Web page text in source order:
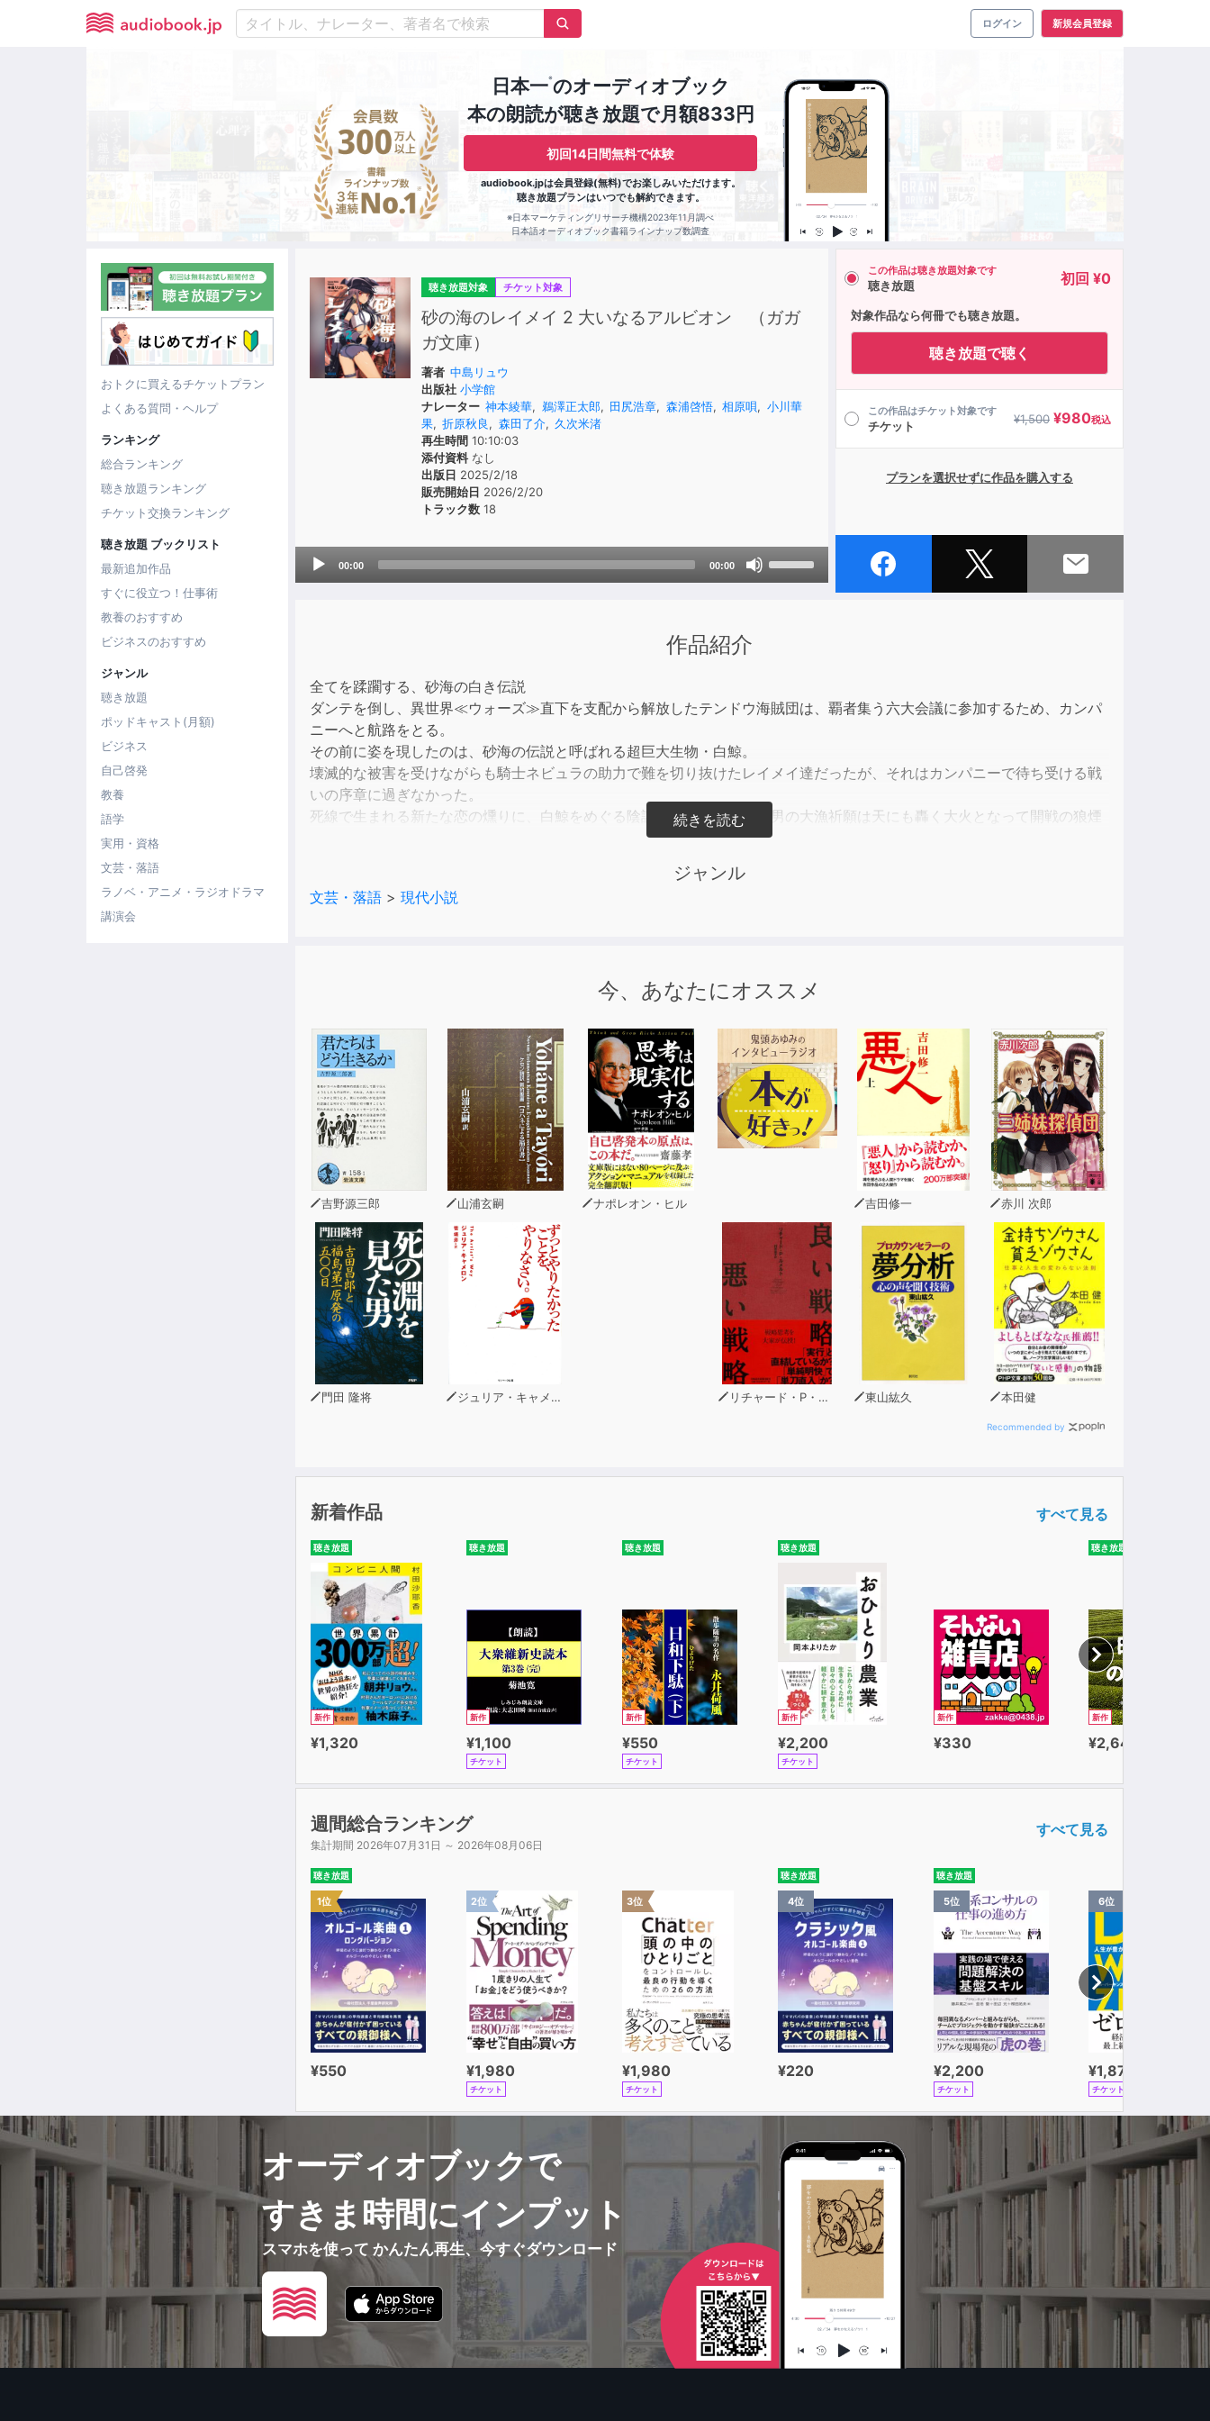
ログイン 新規会員登録
日本一※のオーディオブック
本の朗読が聴き放題で月額833円
初回14日間無料で体験
audiobook.jpは会員登録(無料)でお楽しみいただけます。
聴き放題プランはいつでも解約できます。
※日本マーケティングリサーチ機構2023年11月調べ
日本語オーディオブック書籍ラインナップ数調査
おトクに買えるチケットプラン
よくある質問・ヘルプ
ランキング
総合ランキング
聴き放題ランキング
チケット交換ランキング
聴き放題 ブックリスト
最新追加作品
すぐに役立つ！仕事術
教養のおすすめ
ビジネスのおすすめ
ジャンル
聴き放題
ポッドキャスト(月額)
ビジネス
自己啓発
教養
語学
実用・資格
文芸・落語
ラノベ・アニメ・ラジオドラマ
講演会
聴き放題対象 チケット対象
砂の海のレイメイ 2 大いなるアルビオン （ガガ
ガ文庫）
著者 中島リュウ
出版社 小学館
ナレーター 神本綾華, 鵜澤正太郎, 田尻浩章, 森浦啓悟, 相原唄, 小川華
果, 折原秋良, 森田了介, 久次米渚
再生時間10:10:03
添付資料なし
出版日 2025/2/18
販売開始日 2026/2/20
トラック数18
Audio
00:00 00:00
decrease
この作品は聴き放題対象です
聴き放題 初回 ¥0
対象作品なら何冊でも聴き放題。
聴き放題で聴く
この作品はチケット対象です
チケット ¥1,500 ¥980税込
プランを選択せずに作品を購入する
作品紹介
全てを蹂躙する、砂海の白き伝説
ダンテを倒し、異世界≪ウォーズ≫直下を支配から解放したテンドウ海賊団は、覇者集う六大会議に参加するため、カンパ
ニーへと航路をとる。
その前に姿を現したのは、砂海の伝説と呼ばれる超巨大生物・白鯨。
壊滅的な被害を受けながらも騎士ネビュラの助力で難を切り抜けたレイメイ達だったが、それはカンパニーで待ち受ける戦
いの序章に過ぎなかった。
死線で生まれる新たな恋の燻りに、白鯨をめぐる陰謀が吹き荒び、女と男の大漁祈願は天にも轟く大火となって開戦の狼煙
シリーズ名：砂の海のレイメイ
ジャンル
文芸・落語 > 現代小説
今、あなたにオススメ
吉野源三郎 山浦玄嗣 ナポレオン・ヒル 吉田修一 赤川 次郎
門田 隆将 ジュリア・キャメロン リチャード・P・ルメルト 東山紘久 本田健
Recommended by
新着作品 すべて見る
聴き放題
新作
¥1,320
聴き放題
新作
¥1,100
チケット
聴き放題
新作
¥550
チケット
聴き放題
新作
¥2,200
チケット
新作
¥330
聴き放題
新作
¥2,640
週間総合ランキング
集計期間 2026年07月31日 ～ 2026年08月06日
すべて見る
聴き放題
1位
¥550
2位
¥1,980
チケット
3位
¥1,980
チケット
聴き放題
4位
¥220
聴き放題
5位
¥2,200
チケット
6位
¥1,870
チケット
オーディオブックで
すきま時間にインプット
スマホを使って かんたん再生、今すぐダウンロード